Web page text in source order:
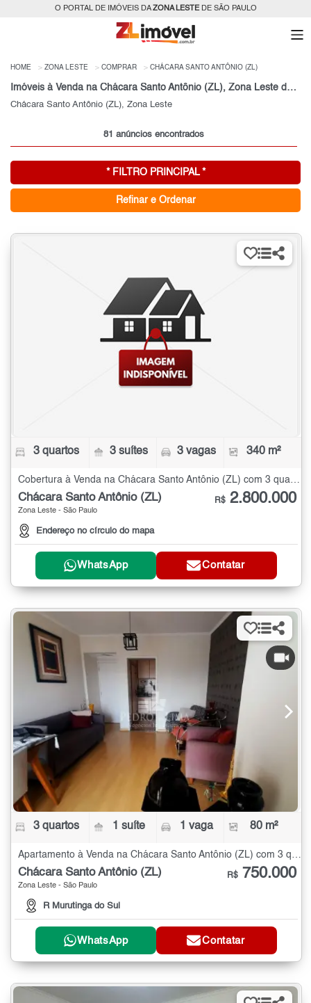
O PORTAL DE IMÓVEIS DAZONA LESTEDE SÃO PAULO
HOME ZONA LESTE COMPRAR CHÁCARA SANTO ANTÔNIO (ZL)
Imóveis à Venda na Chácara Santo Antônio (ZL), Zona Leste de São Paulo
Chácara Santo Antônio (ZL), Zona Leste
81 anúncios encontrados
* FILTRO PRINCIPAL *
Refinar e Ordenar
3 quartos 3 suítes 3 vagas 340 m²
Chácara Santo Antônio (ZL)
Zona Leste - São Paulo
Endereço no círculo do mapa
R$ 2.800.000
WhatsApp Contatar
3 quartos 1 suíte 1 vaga 80 m²
Chácara Santo Antônio (ZL)
Zona Leste - São Paulo
R Murutinga do Sul
R$ 750.000
WhatsApp Contatar